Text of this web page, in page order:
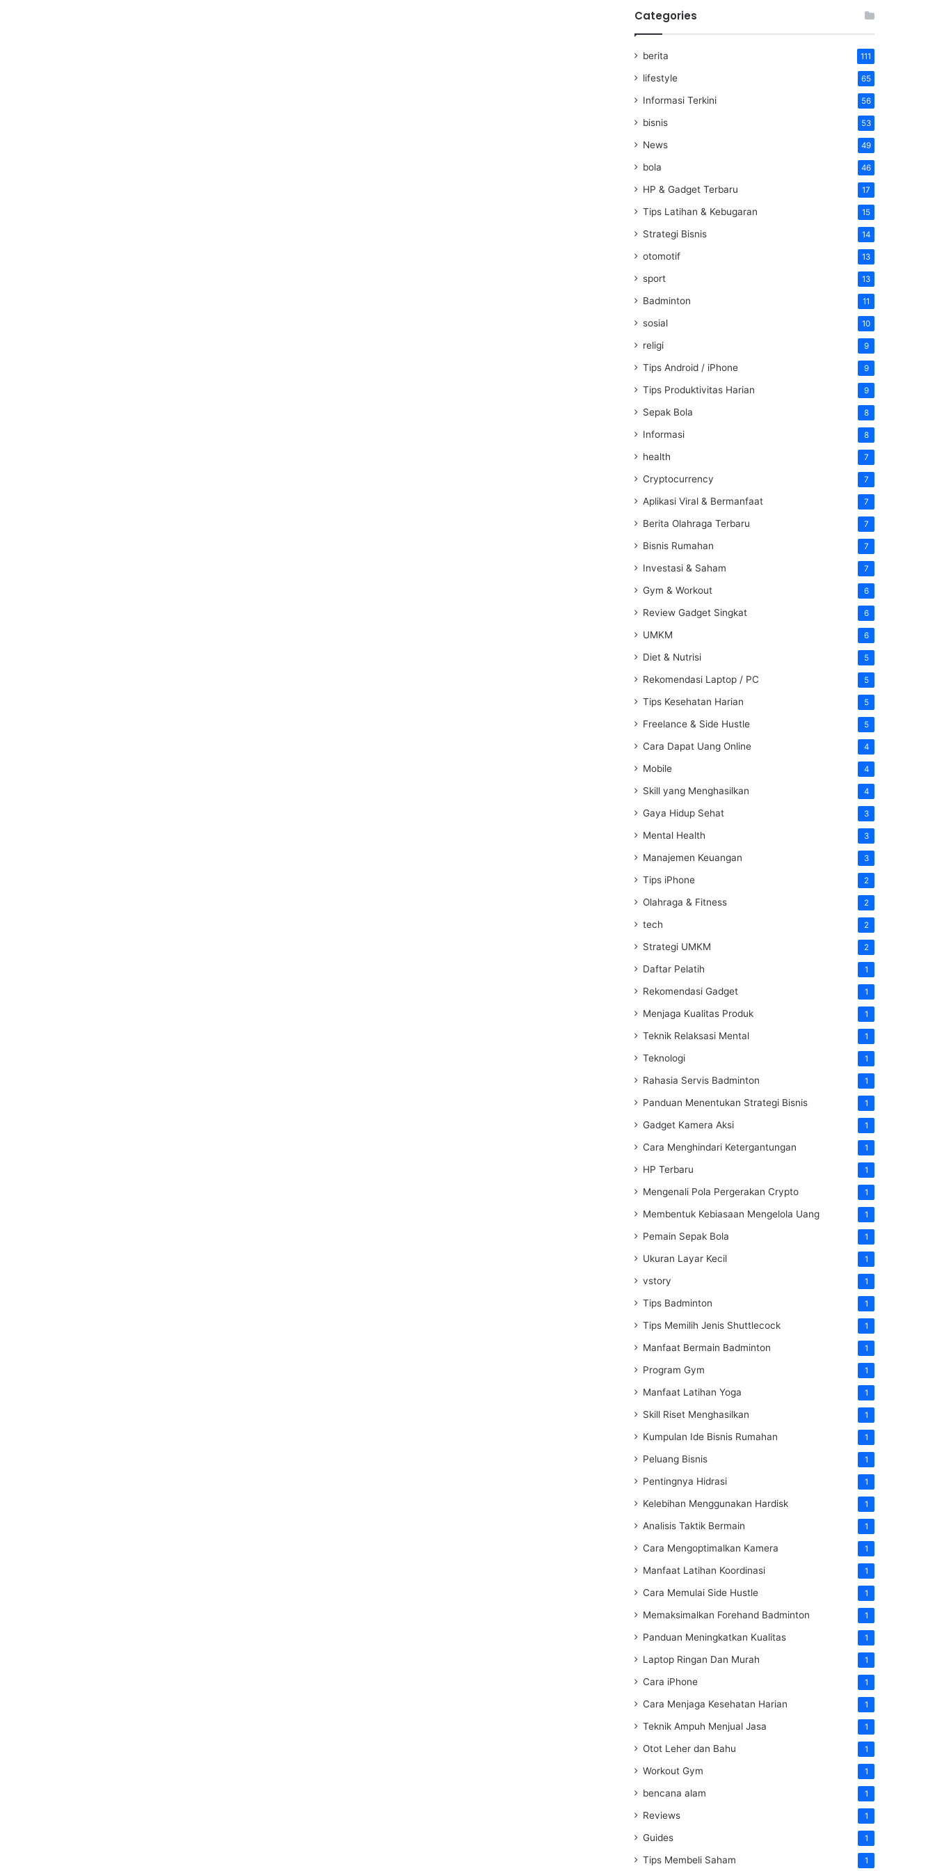
Categories
berita 111
lifestyle 65
Informasi Terkini 56
bisnis 53
News 49
bola 46
HP & Gadget Terbaru 17
Tips Latihan & Kebugaran 15
Strategi Bisnis 14
otomotif 13
sport 13
Badminton 11
sosial 10
religi 9
Tips Android / iPhone 9
Tips Produktivitas Harian 9
Sepak Bola 8
Informasi 8
health 7
Cryptocurrency 7
Aplikasi Viral & Bermanfaat 7
Berita Olahraga Terbaru 7
Bisnis Rumahan 7
Investasi & Saham 7
Gym & Workout 6
Review Gadget Singkat 6
UMKM 6
Diet & Nutrisi 5
Rekomendasi Laptop / PC 5
Tips Kesehatan Harian 5
Freelance & Side Hustle 5
Cara Dapat Uang Online 4
Mobile 4
Skill yang Menghasilkan 4
Gaya Hidup Sehat 3
Mental Health 3
Manajemen Keuangan 3
Tips iPhone 2
Olahraga & Fitness 2
tech 2
Strategi UMKM 2
Daftar Pelatih 1
Rekomendasi Gadget 1
Menjaga Kualitas Produk 1
Teknik Relaksasi Mental 1
Teknologi 1
Rahasia Servis Badminton 1
Panduan Menentukan Strategi Bisnis 1
Gadget Kamera Aksi 1
Cara Menghindari Ketergantungan 1
HP Terbaru 1
Mengenali Pola Pergerakan Crypto 1
Membentuk Kebiasaan Mengelola Uang 1
Pemain Sepak Bola 1
Ukuran Layar Kecil 1
vstory 1
Tips Badminton 1
Tips Memilih Jenis Shuttlecock 1
Manfaat Bermain Badminton 1
Program Gym 1
Manfaat Latihan Yoga 1
Skill Riset Menghasilkan 1
Kumpulan Ide Bisnis Rumahan 1
Peluang Bisnis 1
Pentingnya Hidrasi 1
Kelebihan Menggunakan Hardisk 1
Analisis Taktik Bermain 1
Cara Mengoptimalkan Kamera 1
Manfaat Latihan Koordinasi 1
Cara Memulai Side Hustle 1
Memaksimalkan Forehand Badminton 1
Panduan Meningkatkan Kualitas 1
Laptop Ringan Dan Murah 1
Cara iPhone 1
Cara Menjaga Kesehatan Harian 1
Teknik Ampuh Menjual Jasa 1
Otot Leher dan Bahu 1
Workout Gym 1
bencana alam 1
Reviews 1
Guides 1
Tips Membeli Saham 1